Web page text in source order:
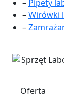
– Pipety
–Wirówki
–
Oferta